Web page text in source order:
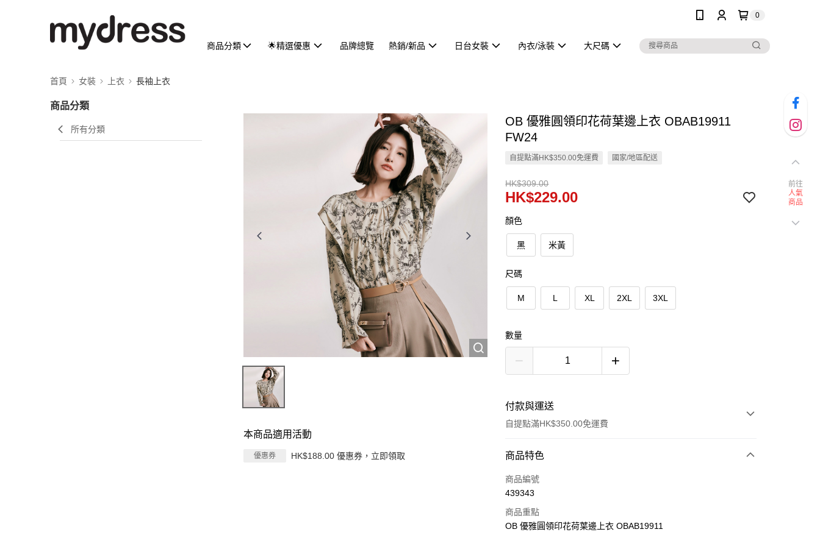
0
商品分類 🌟精選優惠 品牌總覽 熱銷/新品 日台女裝 內衣/泳裝 大尺碼
首頁 女裝 上衣 長袖上衣
商品分類
所有分類
本商品適用活動
優惠券 HK$188.00 優惠券，立即領取
OB 優雅圓領印花荷葉邊上衣 OBAB19911
FW24
自提點滿HK$350.00免運費 國家/地區配送
HK$309.00
HK$229.00
顏色
黑 米黃
尺碼
M L XL 2XL 3XL
數量
付款與運送
自提點滿HK$350.00免運費
付款方式
信用卡
AlipayHK
商品特色
商品編號
439343
商品重點
OB 優雅圓領印花荷葉邊上衣 OBAB19911
前往
人氣
商品